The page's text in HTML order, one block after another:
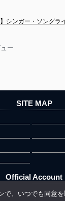
】シンガー・ソング
ー
SITE MAP
Official Account
で、いつでも同意